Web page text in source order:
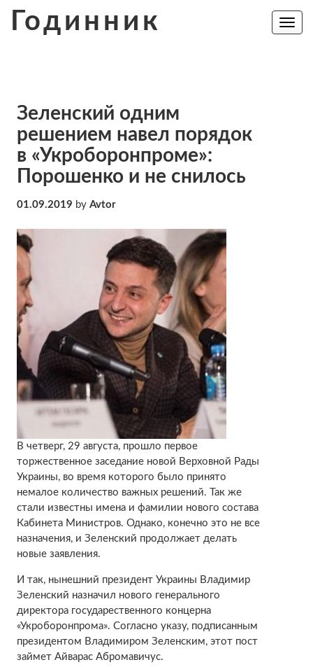
Годинник
Toggle
Зеленский одним
решением навел порядок
в «Укроборонпроме»:
Порошенко и не снилось
01.09.2019 by Avtor
В четверг, 29 августа, прошло первое
торжественное заседание новой Верховной Рады
Украины, во время которого было принято
немалое количество важных решений. Так же
стали известны имена и фамилии нового состава
Кабинета Министров. Однако, конечно это не все
назначения, и Зеленский продолжает делать
новые заявления.
И так, нынешний президент Украины Владимир
Зеленский назначил нового генерального
директора государественного концерна
«Укроборонпрома». Согласно указу, подписанным
президентом Владимиром Зеленским, этот пост
займет Айварас Абромавичус.